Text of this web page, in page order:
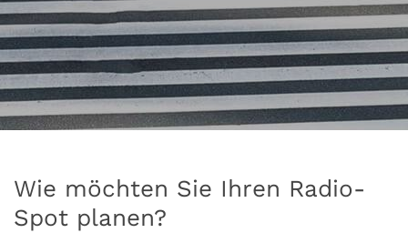
Wie möchten Sie Ihren Radio-
Spot planen?